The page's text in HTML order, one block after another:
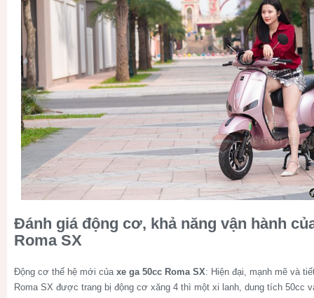
Đánh giá động cơ, khả năng vận hành
Roma SX
Động cơ thế hệ mới của xe ga 50cc Roma SX: Hiện đại, mạnh mẽ và
Roma SX được trang bị động cơ xăng 4 thì một xi lanh, dung tích 50cc